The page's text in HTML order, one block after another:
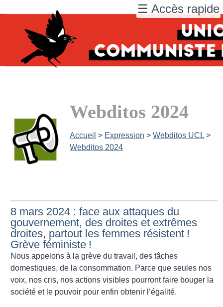
Webditos 2024
Accueil > Expression >Webditos UCL >
Webditos 2024
8 mars 2024 : face aux attaques du
gouvernement, des droites et extrêmes
droites, partout les femmes résistent !
Grève féministe !
Nous appelons à la grève du travail, des tâches
domestiques, de la consommation. Parce que seules nos
voix, nos cris, nos actions visibles pourront faire bouger la
société et le pouvoir pour enfin obtenir l’égalité.
☰ Accès rapide